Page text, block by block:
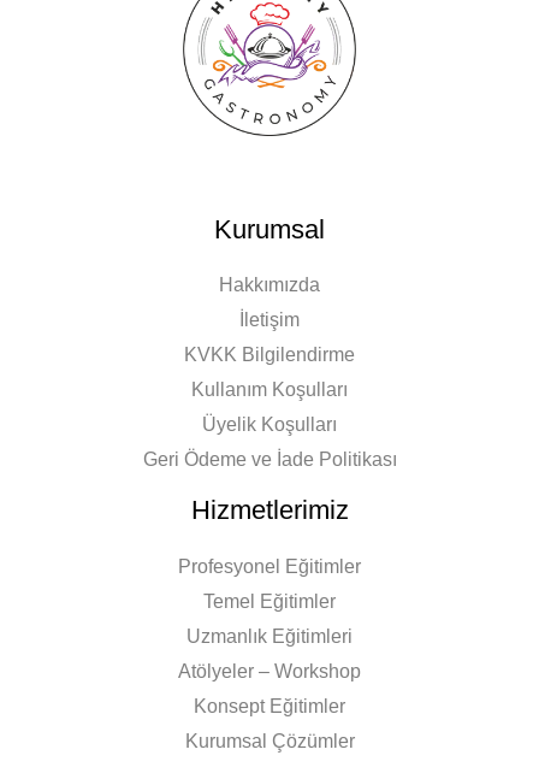
Kurumsal
Hakkımızda
İletişim
KVKK Bilgilendirme
Kullanım Koşulları
Üyelik Koşulları
Geri Ödeme ve İade Politikası
Hizmetlerimiz
Profesyonel Eğitimler
Temel Eğitimler
Uzmanlık Eğitimleri
Atölyeler – Workshop
Konsept Eğitimler
Kurumsal Çözümler